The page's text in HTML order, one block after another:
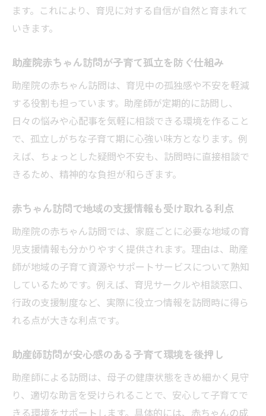
ます。これにより、育児に対する自信が自然と育まれて
いきます。
助産院赤ちゃん訪問が子育て孤立を防ぐ仕組み
助産院の赤ちゃん訪問は、育児中の孤独感や不安を軽減
する役割も担っています。助産師が定期的に訪問し、
日々の悩みや心配事を気軽に相談できる環境を作ること
で、孤立しがちな子育て期に心強い味方となります。例
えば、ちょっとした疑問や不安も、訪問時に直接相談で
きるため、精神的な負担が和らぎます。
赤ちゃん訪問で地域の支援情報も受け取れる利点
助産院の赤ちゃん訪問では、家庭ごとに必要な地域の育
児支援情報も分かりやすく提供されます。理由は、助産
師が地域の子育て資源やサポートサービスについて熟知
しているためです。例えば、育児サークルや相談窓口、
行政の支援制度など、実際に役立つ情報を訪問時に得ら
れる点が大きな利点です。
助産師訪問が安心感のある子育て環境を後押し
助産師による訪問は、母子の健康状態をきめ細かく見守
り、適切な助言を受けられることで、安心して子育てで
きる環境をサポートします。具体的には、赤ちゃんの成